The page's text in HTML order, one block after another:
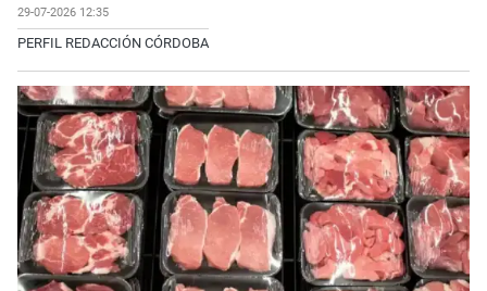
29-07-2026 12:35
PERFIL REDACCIÓN CÓRDOBA